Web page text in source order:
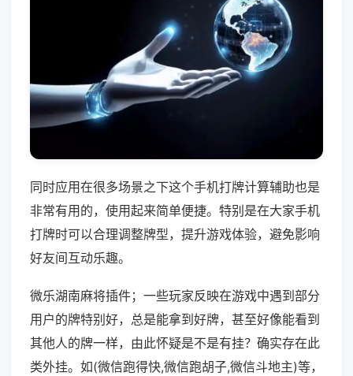
同时应用在很多场景之下这个手机打牌计算辅助也是
非常有用的，使用起来简单便捷。特别是在大家手机
打牌时可以合理调整牌型，提升游戏体验，避免影响
好友间互动乐趣。
微乐湖南麻将插件；一些玩家反映在游戏中遇到部分
用户的牌特别好，总是能拿到好牌，甚至好像能看到
其他人的牌一样，由此怀疑是不是有挂？确实存在此
类外挂。如(微信跑得快,微信跑胡子,微信斗地主)等，